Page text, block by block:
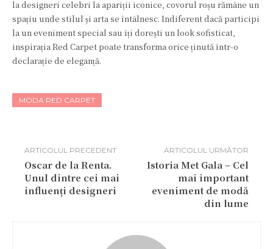
la designeri celebri la apariții iconice, covorul roșu rămâne un
spațiu unde stilul și arta se întâlnesc. Indiferent dacă participi
la un eveniment special sau îți dorești un look sofisticat,
inspirația Red Carpet poate transforma orice ținută într-o
declarație de eleganță.
MODA RED CARPET
ARTICOLUL PRECEDENT
Oscar de la Renta.
Unul dintre cei mai
influenți designeri
ARTICOLUL URMĂTOR
Istoria Met Gala – Cel
mai important
eveniment de modă
din lume